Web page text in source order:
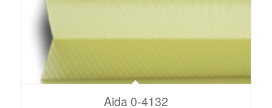
Aida 0-4132